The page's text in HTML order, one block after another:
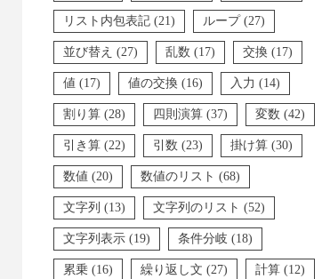
リスト内包表記 (21) ループ (27)
並び替え (27) 乱数 (17) 交換 (17)
値 (17) 値の交換 (16) 入力 (14)
割り算 (28) 四則演算 (37) 変数 (42)
引き算 (22) 引数 (23) 掛け算 (30)
数値 (20) 数値のリスト (68)
文字列 (13) 文字列のリスト (52)
文字列表示 (19) 条件分岐 (18)
累乗 (16) 繰り返し文 (27) 計算 (12)